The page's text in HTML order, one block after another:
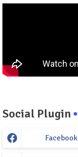
Social Plugin
Facebook